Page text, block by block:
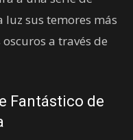
luz sus temores más
a través de
Fantástico de